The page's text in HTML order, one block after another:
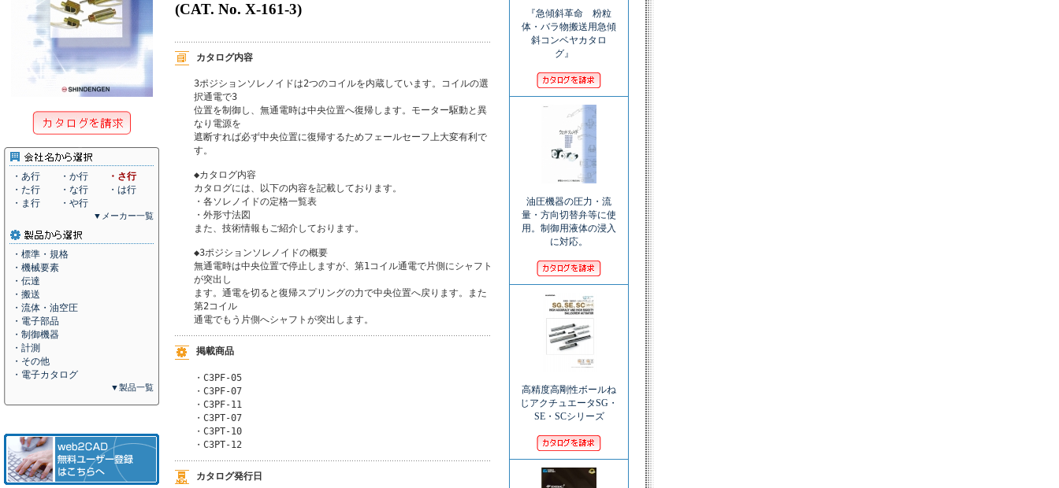
・あ行 ・か行
・さ行
・た行
・な行
・は行
・ま行
・や行
▼メーカー一覧
・標準・規格
・機械要素
・伝達
・搬送
・流体・油空圧
・電子部品
・制御機器
・計測
・その他
・電子カタログ
▼製品一覧
(CAT. No. X-161-3)
カタログ内容
3ポジションソレノイドは2つのコイルを内蔵しています。コイルの選
択通電で3
位置を制御し、無通電時は中央位置へ復帰します。モーター駆動と異
なり電源を
遮断すれば必ず中央位置に復帰するためフェールセーフ上大変有利で
す。
◆カタログ内容
カタログには、以下の内容を記載しております。
・各ソレノイドの定格一覧表
・外形寸法図
また、技術情報もご紹介しております。
◆3ポジションソレノイドの概要
無通電時は中央位置で停止しますが、第1コイル通電で片側にシャフト
が突出し
ます。通電を切ると復帰スプリングの力で中央位置へ戻ります。また
第2コイル
通電でもう片側へシャフトが突出します。
掲載商品
・C3PF-05
・C3PF-07
・C3PF-11
・C3PT-07
・C3PT-10
・C3PT-12
カタログ発行日
『急傾斜革命 粉粒
体・バラ物搬送用急傾
斜コンベヤカタロ
グ』
油圧機器の圧力・流
量・方向切替弁等に使
用。制御用液体の浸入
に対応。
高精度高剛性ボールね
じアクチュエータSG・
SE・SCシリーズ